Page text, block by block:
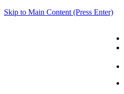
Skip to Main Content (Press Enter)